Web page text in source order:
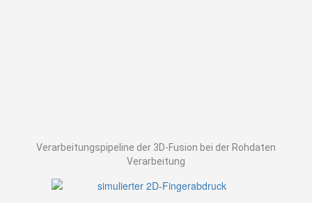
Verarbeitungspipeline der 3D-Fusion bei der Rohdaten
Verarbeitung